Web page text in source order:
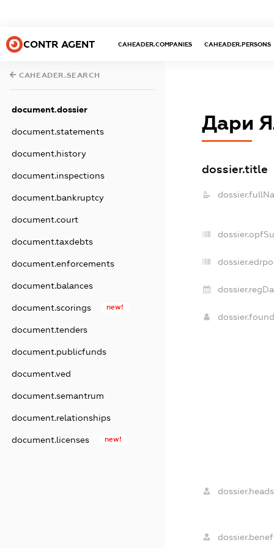
CONTR AGENT CAHEADER.COMPANIES CAHEADER.PERSONS
CAHEADER.SEARCH
document.dossier
document.statements
document.history
document.inspections
document.bankruptcy
document.court
document.taxdebts
document.enforcements
document.balances
document.scorings new!
document.tenders
document.publicfunds
document.ved
document.semantrum
document.relationships
document.licenses new!
Дари
dossier.title